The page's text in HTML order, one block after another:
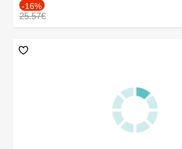
-16%
25.57€